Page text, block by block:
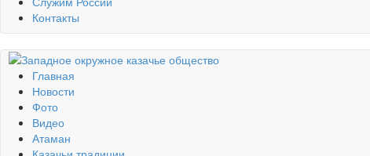
Контакты
Главная
Новости
Фото
Видео
Атаман